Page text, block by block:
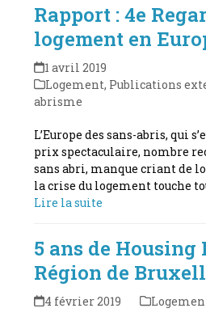
Rapport : 4e
logement en
1 avril 2019
Logement, Publications
abrisme
L’Europe des sans-abris, qui
prix spectaculaire, nombre
sans abri, manque criant de
la crise du logement touche
Lire la suite
5 ans de Housing
Région de
4 février 2019